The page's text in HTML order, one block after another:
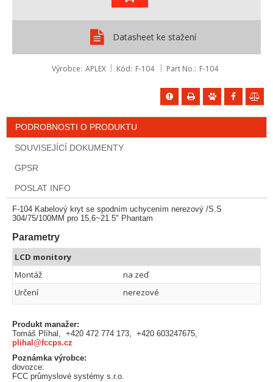
Datasheet ke stažení
Výrobce APLEX Kód F-104 Part No. F-104
PODROBNOSTI O PRODUKTU
SOUVISEJÍCÍ DOKUMENTY
GPSR
POSLAT INFO
F-104 Kabelový kryt se spodním uchycením nerezový /S.S
304/75/100MM pro 15,6~21.5" Phantam
Parametry
LCD monitory
Montáž
na zeď
Určení
nerezové
Produkt manažer:
Tomáš Plíhal, +420 472 774 173, +420 603247675,
plihal@fccps.cz
Poznámka výrobce:
dovozce:
FCC průmyslové systémy s.r.o.